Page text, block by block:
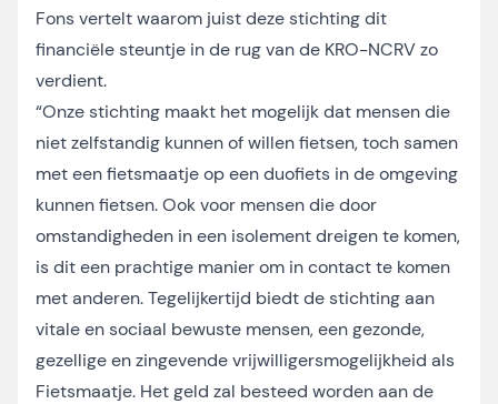
Fons vertelt waarom juist deze stichting dit
financiële steuntje in de rug van de KRO-NCRV zo
verdient.
“Onze stichting maakt het mogelijk dat mensen die
niet zelfstandig kunnen of willen fietsen, toch samen
met een fietsmaatje op een duofiets in de omgeving
kunnen fietsen. Ook voor mensen die door
omstandigheden in een isolement dreigen te komen,
is dit een prachtige manier om in contact te komen
met anderen. Tegelijkertijd biedt de stichting aan
vitale en sociaal bewuste mensen, een gezonde,
gezellige en zingevende vrijwilligersmogelijkheid als
Fietsmaatje. Het geld zal besteed worden aan de